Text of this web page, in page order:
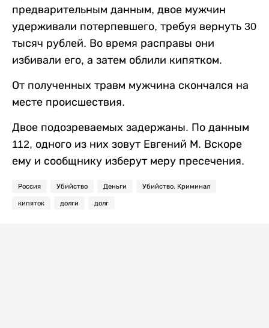
предварительным данным, двое мужчин
удерживали потерпевшего, требуя вернуть 30
тысяч рублей. Во время расправы они
избивали его, а затем облили кипятком.
От полученных травм мужчина скончался на
месте происшествия.
Двое подозреваемых задержаны. По данным
112, одного из них зовут Евгений М. Вскоре
ему и сообщнику изберут меру пресечения.
Россия Убийство Деньги Убийство. Криминал
кипяток долги долг